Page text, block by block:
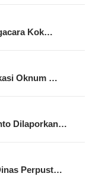
Kok…
Oknum …
Dilaporkan…
Perpust…